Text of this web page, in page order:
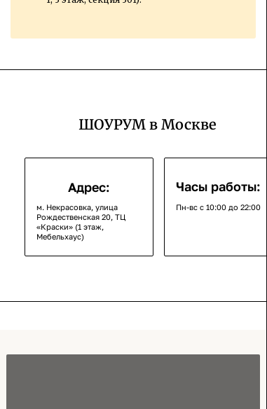
ШОУРУМ в Москве
Адрес:
м. Некрасовка, улица
Рождественская 20, ТЦ
«Краски» (1 этаж,
Мебельхаус)
Часы работы:
Пн-вс с 10:00 до 22:00